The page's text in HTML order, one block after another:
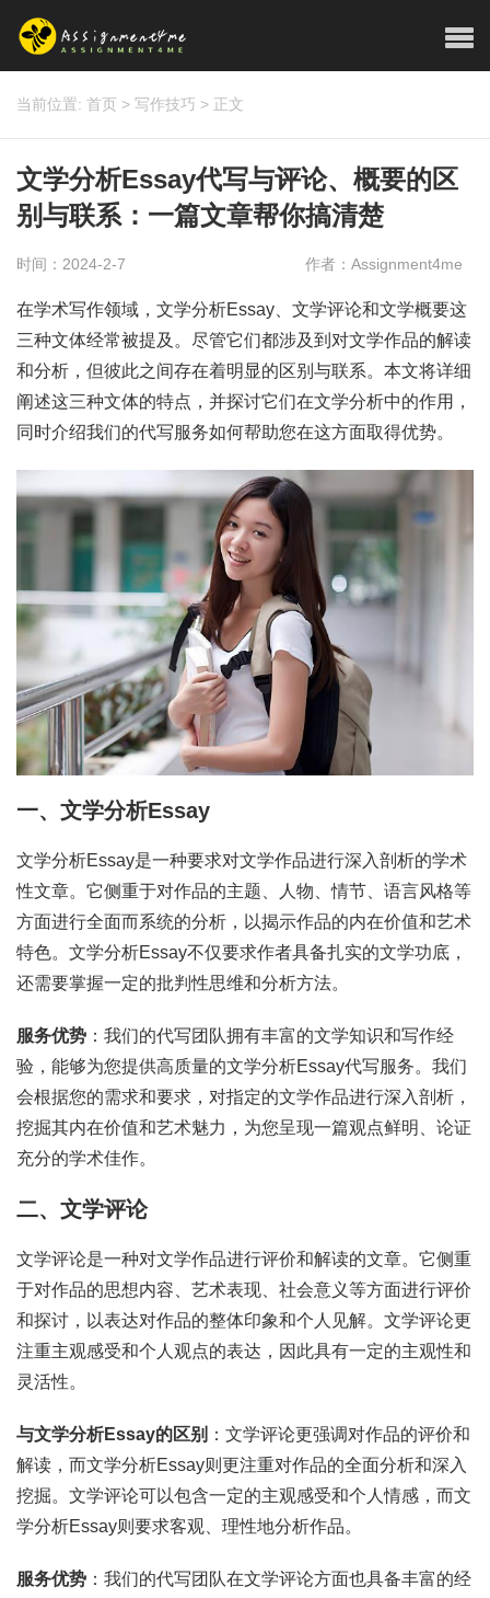
当前位置: 首页 > 写作技巧 > 正文
文学分析Essay代写与评论、概要的区
别与联系：一篇文章帮你搞清楚
时间：2024-2-7 作者：Assignment4me
在学术写作领域，文学分析Essay、文学评论和文学概要这
三种文体经常被提及。尽管它们都涉及到对文学作品的解读
和分析，但彼此之间存在着明显的区别与联系。本文将详细
阐述这三种文体的特点，并探讨它们在文学分析中的作用，
同时介绍我们的代写服务如何帮助您在这方面取得优势。
一、文学分析Essay
文学分析Essay是一种要求对文学作品进行深入剖析的学术
性文章。它侧重于对作品的主题、人物、情节、语言风格等
方面进行全面而系统的分析，以揭示作品的内在价值和艺术
特色。文学分析Essay不仅要求作者具备扎实的文学功底，
还需要掌握一定的批判性思维和分析方法。
服务优势 ：我们的代写团队拥有丰富的文学知识和写作经
验，能够为您提供高质量的文学分析Essay代写服务。我们
会根据您的需求和要求，对指定的文学作品进行深入剖析，
挖掘其内在价值和艺术魅力，为您呈现一篇观点鲜明、论证
充分的学术佳作。
二、文学评论
文学评论是一种对文学作品进行评价和解读的文章。它侧重
于对作品的思想内容、艺术表现、社会意义等方面进行评价
和探讨，以表达对作品的整体印象和个人见解。文学评论更
注重主观感受和个人观点的表达，因此具有一定的主观性和
灵活性。
与文学分析Essay的区别 ：文学评论更强调对作品的评价和
解读，而文学分析Essay则更注重对作品的全面分析和深入
挖掘。文学评论可以包含一定的主观感受和个人情感，而文
学分析Essay则要求客观、理性地分析作品。
服务优势 ：我们的代写团队在文学评论方面也具备丰富的经